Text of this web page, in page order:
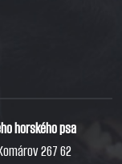
horského psa
267 62